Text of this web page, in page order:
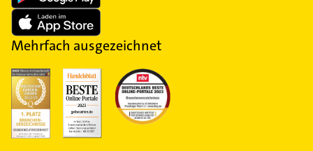
Mehrfach ausgezeichnet